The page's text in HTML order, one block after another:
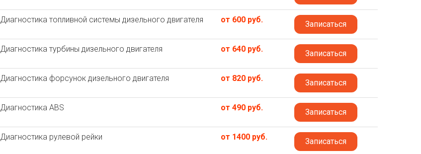
Диагностика топливной системы дизельного двигателя от 600 руб. Записаться
Диагностика турбины дизельного двигателя от 640 руб. Записаться
Диагностика форсунок дизельного двигателя от 820 руб. Записаться
Диагностика ABS от 490 руб. Записаться
Диагностика рулевой рейки от 1400 руб. Записаться